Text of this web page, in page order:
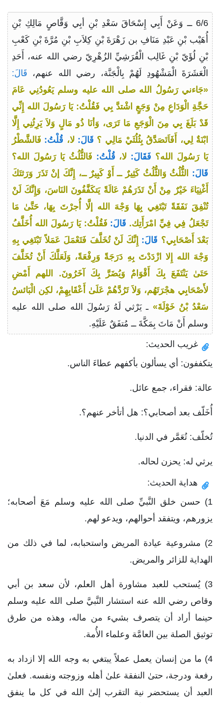
6/6 ــ وَعَنْ أَبِي إِسْحَاقَ سَعْدِ بْنِ أبِي وَقَّاصٍ مَالِكِ بْنِ
أُهَيْب بْنِ عَبْدِ مَنَافِ بن زَهْرَةَ بْنِ كِلاَبِ بْنِ مُرَّةَ بْنِ كَعْبِ
بْنِ لُؤَيّ بْنِ غَالِب الْقُرَشِيِّ الزُهْرِيّ رضي الله عنه، أَحَدِ
الْعَشَرَةَ الْمَشْهُودِ لَهُمْ بِالْجَنَّة، رضي الله عنهم، قَالَ:
«جَاءني رَسُولُ الله صلى الله عليه وسلم يَعُودُنِي عَامَ
حَجَّةِ الْوَدَاعِ مِنْ وَجَعٍ اشْتدَّ بِي فَقُلْتُ: يَا رَسُولَ الله إِنِّي
قَدْ بَلَغَ بِي مِنَ الْوَجَعِ مَا تَرَى، وَأنَا ذُو مَالٍ وَلاَ يَرِثُنِي إِلَّا
ابْنَةٌ لِي، أَفَاَتَصَدَّقُ بِثُلُثَيْ مَالِي ؟ قَالَ: لا، قُلْتُ: فَالشَّطْرُ
يَا رَسُولَ الله؟ فَقَالَ: لا، قُلْتُ: فَالثُّلُثُ يَا رَسُولَ الله؟
قَالَ: الثُّلُثُ وَالثُّلُثُ كَثِيرٌ ــ أَوْ كَبِيرٌ ــ، إِنَّكَ إنْ تَذَرَ وَرَثتَكَ
أَغْنِيَاءَ خَيْرٌ مِنْ أَنْ تَذَرَهُمْ عَالَةً يَتكَفَّفُونَ النَاسَ، وَإِنَّكَ لَنْ
تُنْفِقَ نَفَقَةً تَبْتَغِي بِهَا وَجْهَ الله إلَّا أُجرْتَ بِهَا، حَتَّىٰ مَا
تَجْعَلُ فِي فِيِّ امْرَأَتِك. قَالَ: فَقُلْتُ: يَا رَسُولَ الله أُخَلَّفُ
بَعْدَ أَصْحَابِي؟ قَالَ: إِنَّكَ لَنْ تُخَلَّفَ فَتَعْمَلَ عَمَلاً تَبْتَغِي بِهِ
وَجْهَ الله إِلا ازْدَدْتَ بِهِ دَرَجَةً وَرِفْعَةً، وَلَعَلَّكَ أَنْ تُخَلَّفَ
حَتَىٰ يَنْتَفَعَ بِكَ أَقْوَامٌ وَيُضَرَّ بِكَ آخَرُونَ. اللهم أَمْضِ
لأَصْحَابِي هجْرَتَهُم، وَلاَ تَرُدَّهُمْ عَلَىٰ أَعْقَابِهِمْ، لكِن الْبَائسُ
سَعْدُ بْنُ خَوْلَةَ» ـ يَرْثي لَهُ رَسُولَ الله صلى الله عليه
وسلم أَنْ مَاتَ بِمَكَّةَ ــ مُتفَقٌ عَلَيْهِ.
غريب الحديث:
يتكففون: أي يسألون بأكفهم عطاءَ الناس.
عالة: فقراء، جمع عائل.
أُخَلّف بعد أصحابي؟: هل أتأخر عنهم؟.
تُخلّف: تُعَمَّر في الدنيا.
يرثي له: يحزن لحاله.
هداية الحديث:
1) حسن خلق النَّبيِّ صلى الله عليه وسلم مَعَ أصحابه؛
يزورهم، ويتفقد أحوالهم، ويدعو لهم.
2) مشروعية عيادة المريض واستحبابه، لما في ذلك من
الهداية للزائر والمريض.
3) يُستحب للعبد مشاورة أهل العلم، لأن سعد بن أبي
وقاص رضي الله عنه استشار النَّبيَّ صلى الله عليه وسلم
حينما أراد أن يتصرف بشيء من ماله، وهذه من طرق
توثيق الصلة بين العامَّة وعلماء الأُمة.
4) ما من إنسان يعمل عملاً يبتغي به وجه الله إلا ازداد به
رفعة ودرجة، حتىٰ النفقة علىٰ أهله وزوجته ونفسه. فعلىٰ
العبد أن يستحضر نية التقرب إلىٰ الله في كل ما ينفق